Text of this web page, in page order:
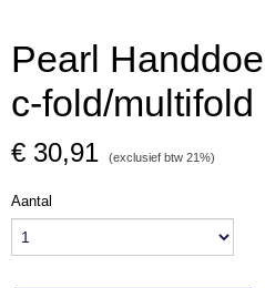
Pearl
c-fold/multifold
€ 30,91 (exclusief btw 21%)
Aantal